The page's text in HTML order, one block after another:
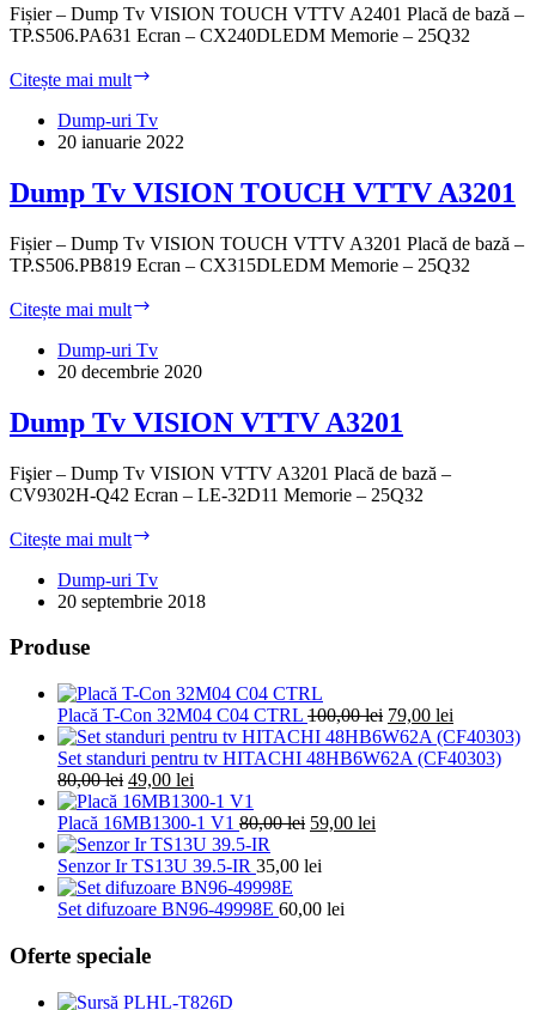
TV)
Fișier – Dump Tv VISION TOUCH VTTV A2401 Placă de bază –
TP.S506.PA631 Ecran – CX240DLEDM Memorie – 25Q32
Citește mai mult
VISION
TOUCH
A2401
Dump-uri Tv
20 ianuarie 2022
Dump Tv VISION TOUCH VTTV A3201
Fișier – Dump Tv VISION TOUCH VTTV A3201 Placă de bază –
TP.S506.PB819 Ecran – CX315DLEDM Memorie – 25Q32
Citește mai mult
VISION
TOUCH
A3201
Dump-uri Tv
20 decembrie 2020
Dump Tv VISION VTTV A3201
Fişier – Dump Tv VISION VTTV A3201 Placă de bază –
CV9302H-Q42 Ecran – LE-32D11 Memorie – 25Q32
Citește mai mult
VISION
VTTV
Dump-uri Tv
20 septembrie 2018
Produse
Placă T-Con 32M04 C04 CTRL 100,00lei Prețul
inițial
a
79,00 lei
curent
este:
Set standuri pentru tv HITACHI 48HB6W62A (CF40303)
80,00lei Prețul
inițial
a
fost:
80,00 lei.
49,00 lei
curent
este:
49,00 lei.
Placă 16MB1300-1 V1 80,00lei Prețul
a
80,00 lei.
59,00 lei
Senzor Ir TS13U 39.5-IR 35,00 lei
Set difuzoare BN96-49998E 60,00 lei
Oferte speciale